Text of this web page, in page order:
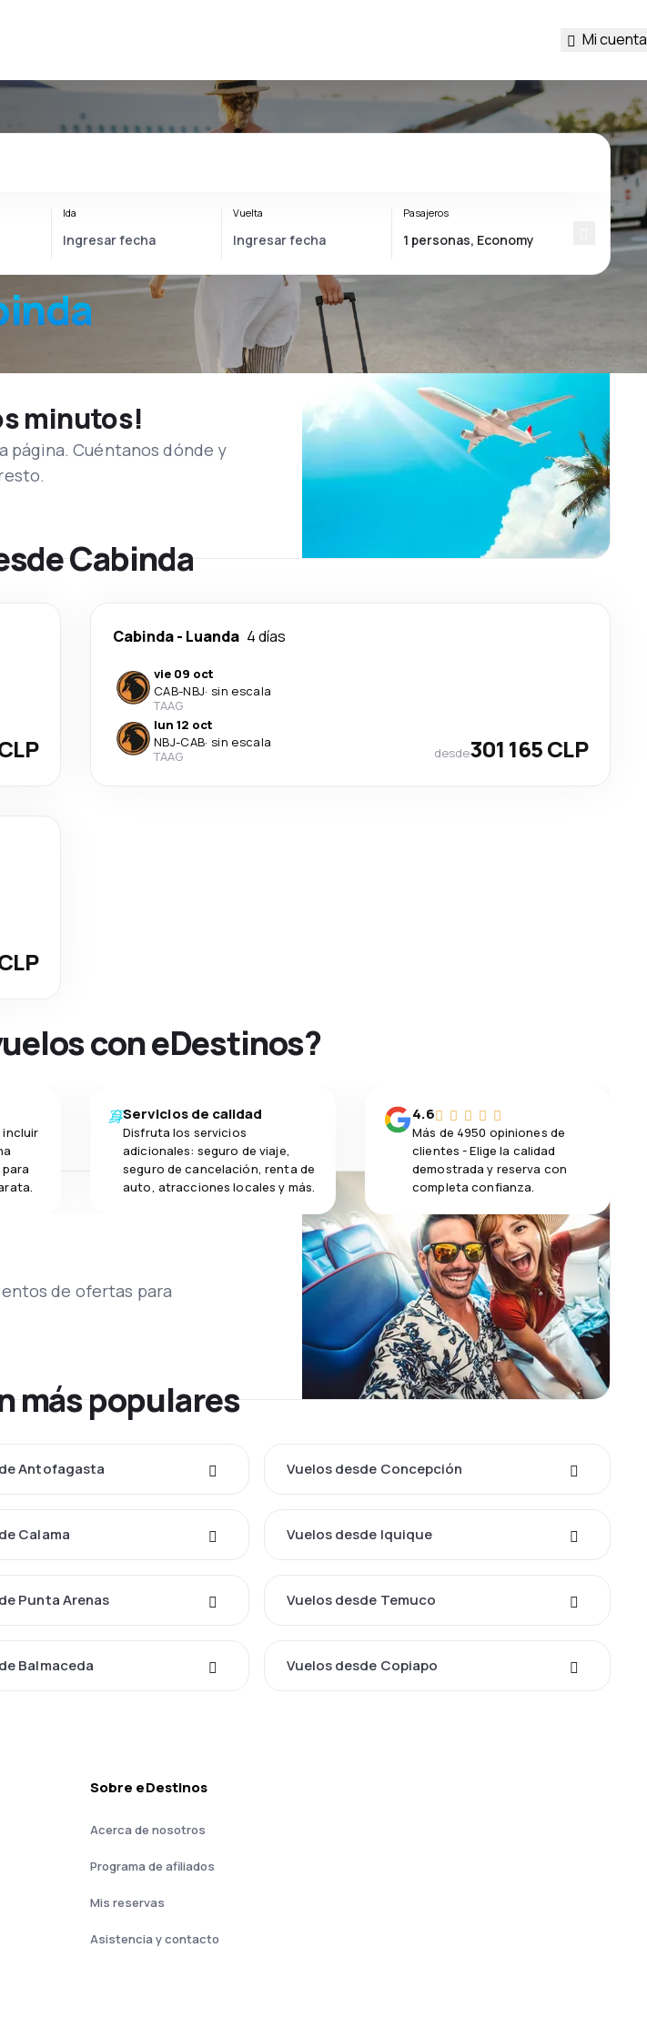
Mi cuenta
Ida Vuelta Pasajeros
minutos!
página. Cuéntanos dónde y
Cabinda
Cabinda- Luanda 4 días
vie 09 oct
CAB-NBJ· sin escala
TAAG
lun 12 oct
NBJ-CAB· sin escala
TAAG
desde301 165 CLP
con eDestinos?
incluir
Servicios de calidad
Disfruta los servicios
adicionales: seguro de viaje,
seguro de cancelación, renta de
auto, atracciones locales y más.
4.6
Más de 4950 opiniones de
clientes - Elige la calidad
demostrada y reserva con
completa confianza.
de ofertas para
más populares
Antofagasta Vuelos desde Concepción
Calama Vuelos desde Iquique
Punta Arenas Vuelos desde Temuco
Balmaceda Vuelos desde Copiapo
Sobre eDestinos
Acerca de nosotros
Programa de afiliados
Mis reservas
Asistencia y contacto